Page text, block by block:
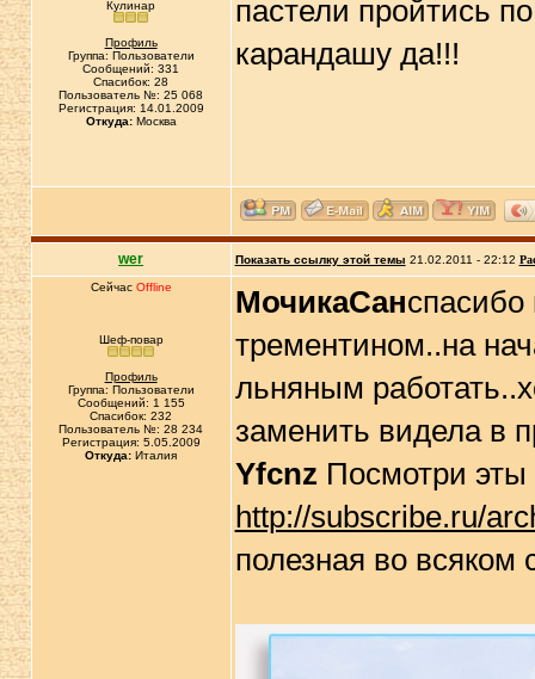
Кулинар
Профиль
Группа: Пользователи
Сообщений: 331
Спасибок: 28
Пользователь №: 25 068
Регистрация: 14.01.2009
Откуда:Москва
пастели пройтись
карандашу да!!!
wer Показать ссылку этой темы 21.02.2011 - 22:12
Сейчас Offline
Шеф-повар
Профиль
Группа: Пользователи
Сообщений: 1 155
Спасибок: 232
Пользователь №: 28 234
Регистрация: 5.05.2009
Откуда: Италия
МочикаСанспасибо
трементином..на
льняным
заменить видела в
Yfcnz Посмотри эты
http://subscribe.ru/
полезная во всяком